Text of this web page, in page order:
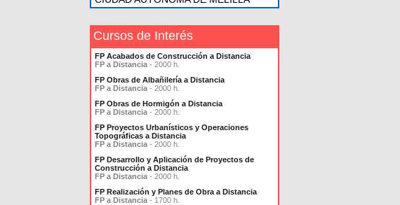
Cursos de Interés
FP Acabados de Construcción a Distancia
FP a Distancia - 2000 h.
FP Obras de Albañilería a Distancia
FP a Distancia - 2000 h.
FP Obras de Hormigón a Distancia
FP a Distancia - 2000 h.
FP Proyectos Urbanísticos y Operaciones
Topográficas a Distancia
FP a Distancia - 2000 h.
FP Desarrollo y Aplicación de Proyectos de
Construcción a Distancia
FP a Distancia - 2000 h.
FP Realización y Planes de Obra a Distancia
FP a Distancia - 1700 h.